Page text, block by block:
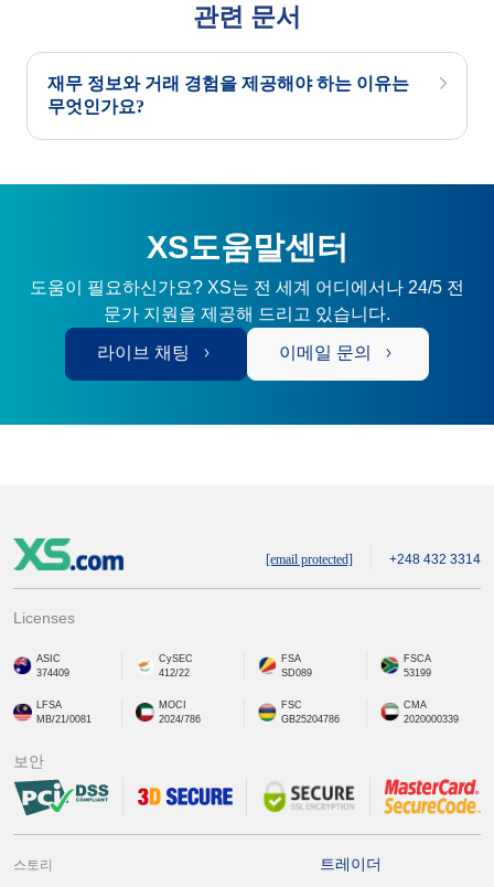
관련 문서
재무 정보와 거래 경험을 제공해야 하는 이유는
무엇인가요?
XS도움말센터
도움이 필요하신가요? XS는 전 세계 어디에서나 24/5 전
문가 지원을 제공해 드리고 있습니다.
라이브 채팅 이메일 문의
[email protected] +248 432 3314
Licenses
ASIC
374409
CySEC
412/22
FSA
SD089
FSCA
53199
LFSA
MB/21/0081
MOCI
2024/786
FSC
GB25204786
CMA
2020000339
보안
스토리 트레이더